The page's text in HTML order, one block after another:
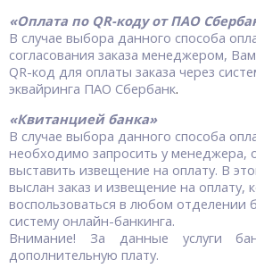
«Оплата по QR-коду от ПАО
В случае выбора данного способа
согласования заказа менеджером,
QR-код для оплаты заказа через
эквайринга ПАО Сбербанк.
«Квитанцией банка»
В случае выбора данного способа
необходимо запросить у менеджера,
выставить извещение на оплату. В
выслан заказ и извещение на
воспользоваться в любом отделении
систему онлайн-банкинга.
Внимание! За данные услуги
дополнительную плату.